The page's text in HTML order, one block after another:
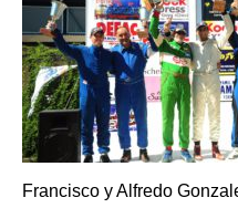
Francisco y Alfredo